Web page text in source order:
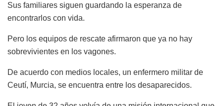
Sus familiares siguen guardando la esperanza de
encontrarlos con vida.
Pero los equipos de rescate afirmaron que ya no hay
sobrevivientes en los vagones.
De acuerdo con medios locales, un enfermero militar de
Ceutí, Murcia, se encuentra entre los desaparecidos.